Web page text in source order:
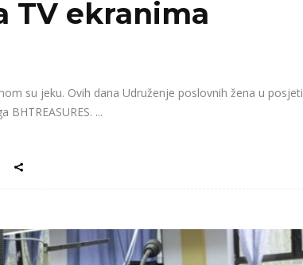
TV ekranima
su jeku. Ovih dana Udruženje poslovnih žena u posjeti
BHTREASURES.